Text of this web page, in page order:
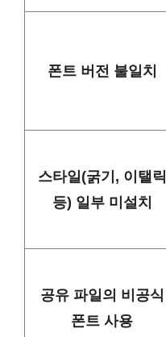
폰트 버전 불일치
스타일(굵기, 이탤릭
등) 일부 미설치
공유 파일의 비공식
폰트 사용